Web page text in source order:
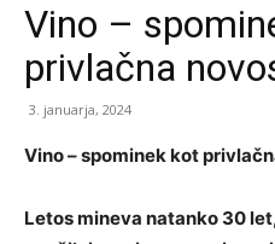
Vino –
privlačna
3. januarja, 2024
Vino – spominek kot
Letos mineva natanko 30